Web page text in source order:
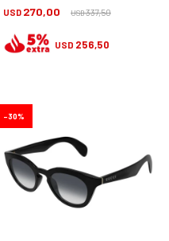
USD 270,00 USD337,50
USD 256,50
30